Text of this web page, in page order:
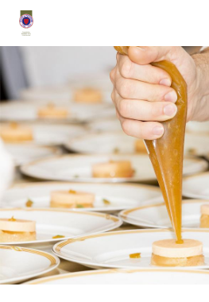
Siirry
sivun
sisältöön
Chaîne des Rôtisseurs Finlande ry